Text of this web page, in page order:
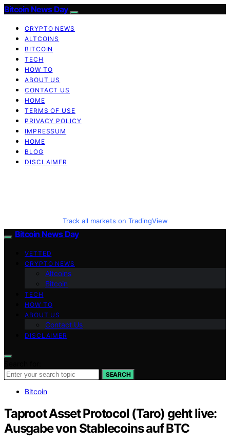
Bitcoin News Day
CRYPTO NEWS
ALTCOINS
BITCOIN
TECH
HOW TO
ABOUT US
CONTACT US
HOME
TERMS OF USE
PRIVACY POLICY
IMPRESSUM
HOME
BLOG
DISCLAIMER
Track all markets on TradingView
Bitcoin News Day
VETTED
CRYPTO NEWS
Altcoins
Bitcoin
TECH
HOW TO
ABOUT US
Contact Us
DISCLAIMER
SEARCH
Bitcoin
Taproot Asset Protocol (Taro) geht live:
Ausgabe von Stablecoins auf BTC